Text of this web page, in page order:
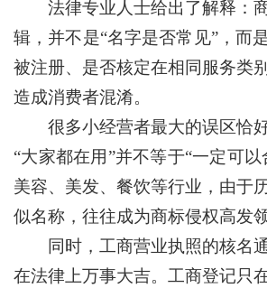
法律专业人士给出了解释：
辑，并不是“名字是否常见”，而
被注册、是否核定在相同服务类
造成消费者混淆。
很多小经营者最大的误区恰好
“大家都在用”并不等于“一定可
美容、美发、餐饮等行业，由于
似名称，往往成为商标侵权高发领
同时，工商营业执照的核名
在法律上万事大吉。工商登记只